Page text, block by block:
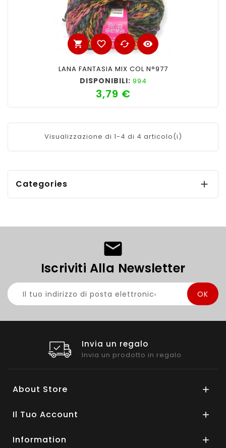
shopping_cart favorite_border cached visibility
LANA FANTASIA MIX COL N°977
DISPONIBILI: 994
3,79 €Prezzo
Visualizzazione di 1-4 di 4 articolo(i)
Categories 
Iscriviti Alla Newsletter
Invia un regalo
Invia un prodotto in regalo
About Store 
Il Tuo Account 
Information 